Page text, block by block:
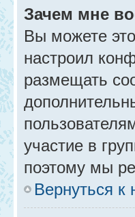
Зачем мне
Вы можете
настроил
размещать
участие в
поэтому мы
Вернуться к